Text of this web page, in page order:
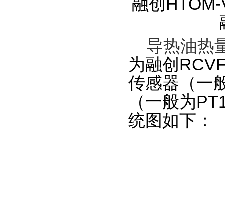
融创
导热油热
为融创
传感器（一
（一般为
统图如下：